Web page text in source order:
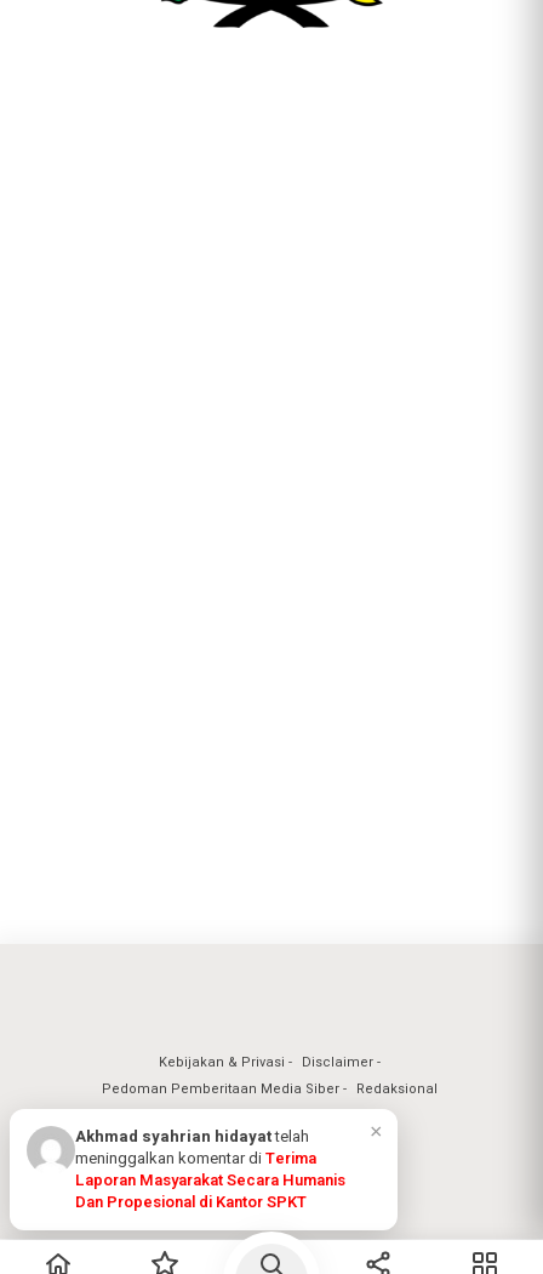
Kebijakan & Privasi
Disclaimer
Pedoman Pemberitaan Media Siber
Redaksional
Nuansa Realita Jaya 2026